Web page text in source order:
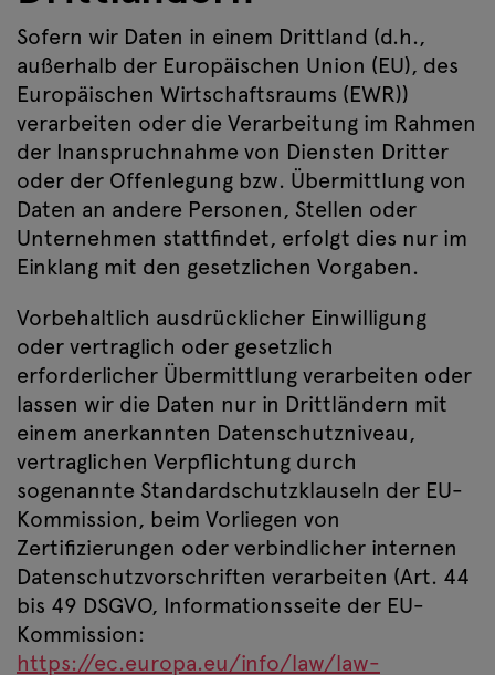
Sofern wir Daten in einem Drittland (d.h.,
außerhalb der Europäischen Union (EU), des
Europäischen Wirtschaftsraums (EWR))
verarbeiten oder die Verarbeitung im Rahmen
der Inanspruchnahme von Diensten Dritter
oder der Offenlegung bzw. Übermittlung von
Daten an andere Personen, Stellen oder
Unternehmen stattfindet, erfolgt dies nur im
Einklang mit den gesetzlichen Vorgaben.
Vorbehaltlich ausdrücklicher Einwilligung
oder vertraglich oder gesetzlich
erforderlicher Übermittlung verarbeiten oder
lassen wir die Daten nur in Drittländern mit
einem anerkannten Datenschutzniveau,
vertraglichen Verpflichtung durch
sogenannte Standardschutzklauseln der EU-
Kommission, beim Vorliegen von
Zertifizierungen oder verbindlicher internen
Datenschutzvorschriften verarbeiten (Art. 44
bis 49 DSGVO, Informationsseite der EU-
Kommission:
https://ec.europa.eu/info/law/law-